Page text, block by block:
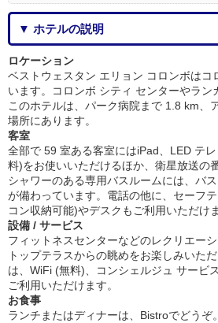
▼ ホテルの説明
ロケーション
ベストウェスタン エリョン コロンボはコ
います。コロンボ シティ センターやラン
このホテルは、パーク病院まで 1.8 km、
場所にあります。
客室
全部で 59 室ある客室にはiPad、LED テ
料)をお使いいただけるほか、衛星放送の
シャワーのある専用バスルームには、バ
が備わっています。電話の他に、セーフ
コン収納可能)やデスクもご利用いただけま
設備 / サービス
フィットネスセンターなどのレクリエー
トップテラスからの眺めをお楽しみいた
は、WiFi (無料)、コンシェルジュ サービ
ご利用いただけます。
お食事
ランチまたはディナーは、Bistroでどうぞ